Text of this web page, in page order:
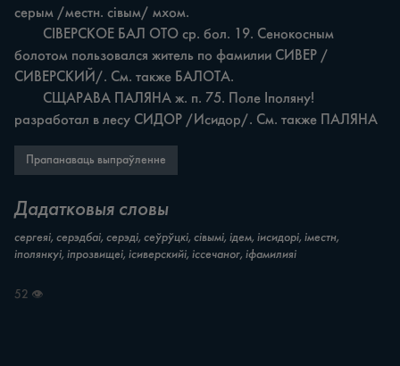
серым /местн. сівым/ мхом.
болотом пользовался житель по фамилии СИВЕР /
СИВЕРСКИЙ/. См. также БАЛОТА.
разработал в лесу СИДОР /Исидор/. См. также ПАЛЯНА
Прапанаваць выпраўленне
Дадатковыя словы
сергеяі, серэдбаі, серэді, сеўрўцкі, сівымі, ідем, іисидорі, іместн,
іполянкуі, іпрозвищеі, ісиверскийі, іссечаног, іфамилияі
52 👁